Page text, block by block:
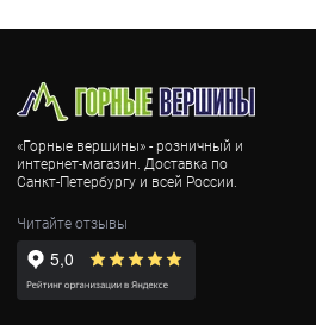
«Горные вершины» - розничный и
интернет-магазин. Доставка по
Санкт-Петербургу и всей России.
Читайте отзывы